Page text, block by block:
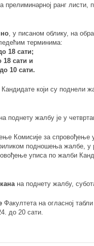
прелиминарној ранг
, у писаном облику, на
терминима:
18 сати;
18 сати и
10 сати.
Кандидате који су поднели
на поднету жалбу је у
Комисије за спровођење
подношења жалбе, у
уписа по жалби
на поднету жалбу,
Факултета на огласној
до 20 сати.